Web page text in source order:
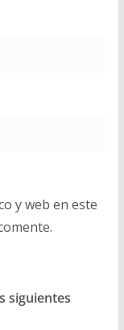
y web en este
siguientes